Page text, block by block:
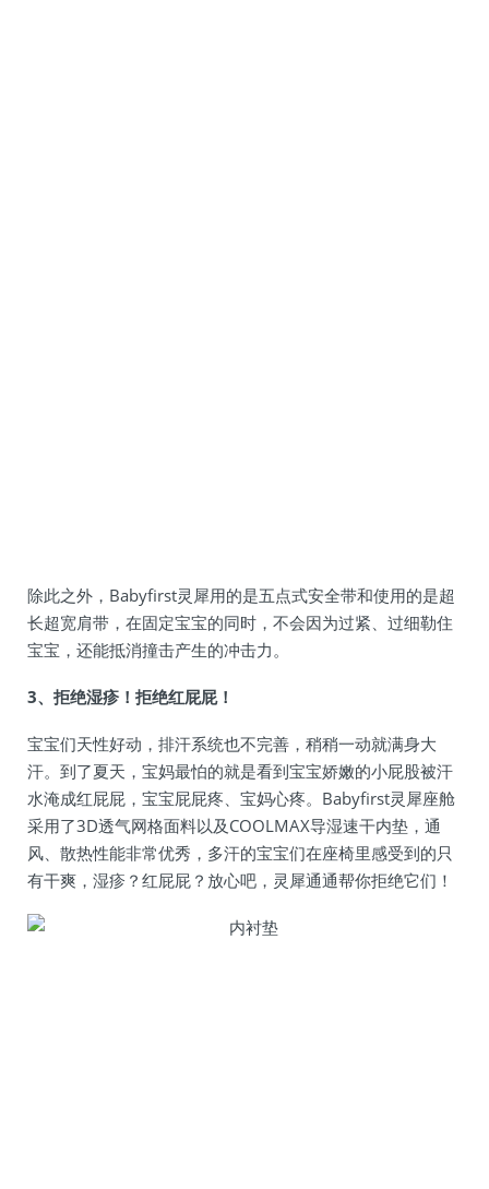
除此之外，Babyfirst灵犀用的是五点式安全带和使用的是超
长超宽肩带，在固定宝宝的同时，不会因为过紧、过细勒住
宝宝，还能抵消撞击产生的冲击力。
3、拒绝湿疹！拒绝红屁屁！
宝宝们天性好动，排汗系统也不完善，稍稍一动就满身大
汗。到了夏天，宝妈最怕的就是看到宝宝娇嫩的小屁股被汗
水淹成红屁屁，宝宝屁屁疼、宝妈心疼。Babyfirst灵犀座舱
采用了3D透气网格面料以及COOLMAX导湿速干内垫，通
风、散热性能非常优秀，多汗的宝宝们在座椅里感受到的只
有干爽，湿疹？红屁屁？放心吧，灵犀通通帮你拒绝它们！